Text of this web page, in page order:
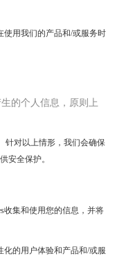
使用我们的产品和/或服务时
的个人信息，原则上
针对以上情形，我们会确保
安全保护。
收集和使用您的信息，并将
化的用户体验和产品和/或服